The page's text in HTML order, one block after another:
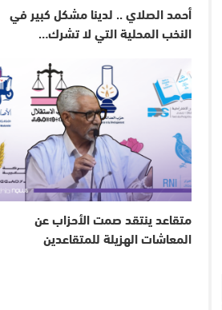
أحمد الصلاي .. لدينا مشكل كبير في
النخب المحلية التي لا تشرك…
متقاعد ينتقد صمت الأحزاب عن
المعاشات الهزيلة للمتقاعدين